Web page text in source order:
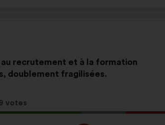
recrutement et à la formation
doublement fragilisées.
votes